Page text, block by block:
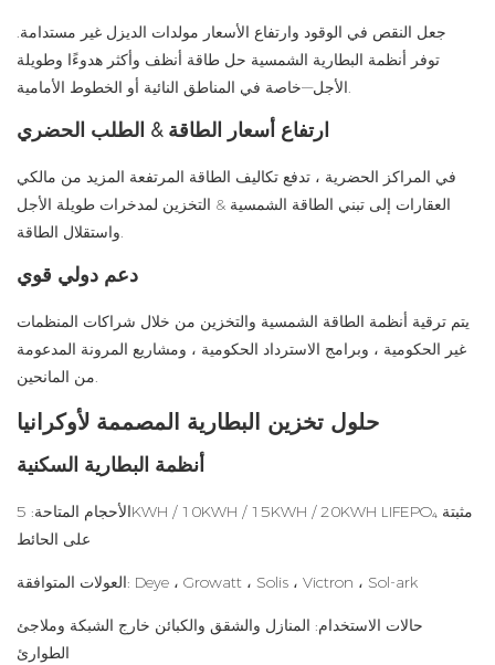
جعل النقص في الوقود وارتفاع الأسعار مولدات الديزل غير مستدامة.
توفر أنظمة البطارية الشمسية حل طاقة أنظف وأكثر هدوءًا وطويلة
الأجل—خاصة في المناطق النائية أو الخطوط الأمامية.
ارتفاع أسعار الطاقة & الطلب الحضري
في المراكز الحضرية ، تدفع تكاليف الطاقة المرتفعة المزيد من مالكي
العقارات إلى تبني الطاقة الشمسية & التخزين لمدخرات طويلة الأجل
واستقلال الطاقة.
دعم دولي قوي
يتم ترقية أنظمة الطاقة الشمسية والتخزين من خلال شراكات المنظمات
غير الحكومية ، وبرامج الاسترداد الحكومية ، ومشاريع المرونة المدعومة
من المانحين.
حلول تخزين البطارية المصممة لأوكرانيا
أنظمة البطارية السكنية
الأحجام المتاحة: 5KWH / 10KWH / 15KWH / 20KWH LIFEPO₄ مثبتة
على الحائط
العولات المتوافقة: Deye ، Growatt ، Solis ، Victron ، Sol-ark
حالات الاستخدام: المنازل والشقق والكبائن خارج الشبكة وملاجئ
الطوارئ